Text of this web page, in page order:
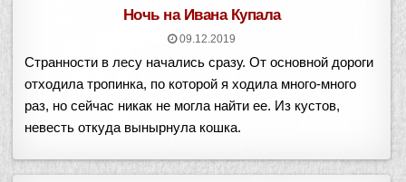
Ночь на Ивана Купала
09.12.2019
Странности в лесу начались сразу. От основной дороги
отходила тропинка, по которой я ходила много-много
раз, но сейчас никак не могла найти ее. Из кустов,
невесть откуда вынырнула кошка.